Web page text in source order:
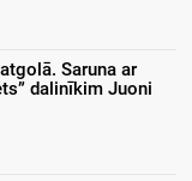
Saruna ar
dalinīkim Juoni